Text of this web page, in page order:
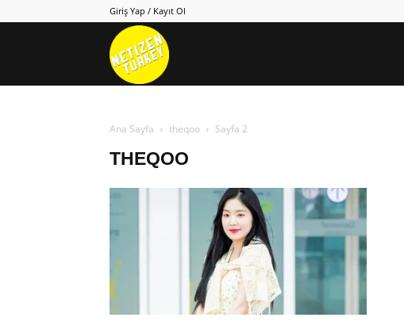
Giriş Yap / Kayıt Ol
Netizen
Ana Sayfa theqoo Sayfa 2
THEQOO